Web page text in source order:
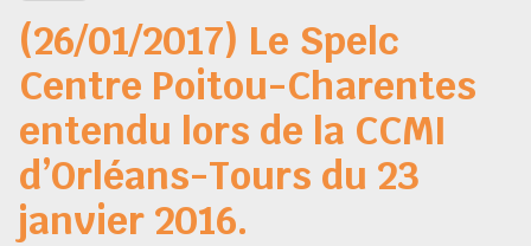
(26/01/2017) Le Spelc
Centre Poitou-Charentes
entendu lors de la CCMI
d’Orléans-Tours du 23
janvier 2016.